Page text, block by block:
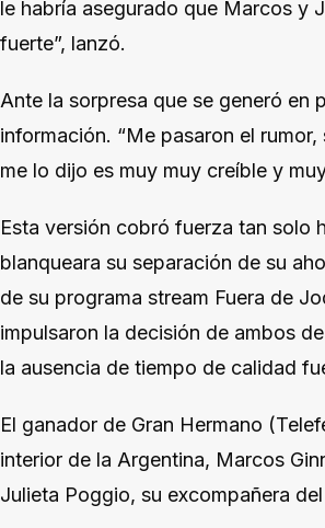
le habría asegurado que Marcos y
fuerte”, lanzó.
Ante la sorpresa que se generó en
información. “Me pasaron el
me lo dijo es muy muy creíble y
Esta versión cobró fuerza tan solo
blanqueara su separación de su
de su programa stream Fuera de
impulsaron la decisión de ambos
la ausencia de tiempo de calidad
El ganador de Gran Hermano
interior de la Argentina, Marcos
Julieta Poggio, su excompañera